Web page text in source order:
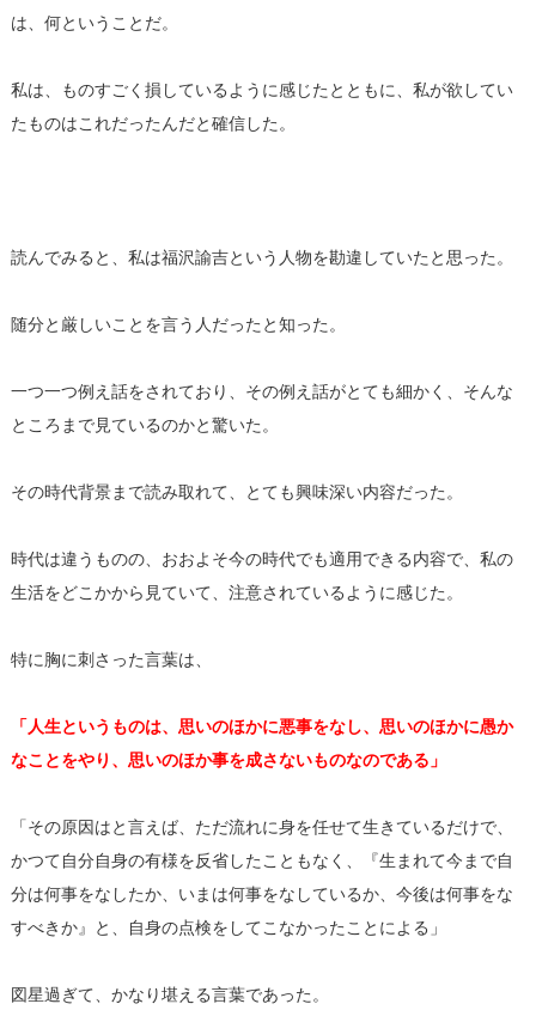
は、何ということだ。
私は、ものすごく損しているように感じたとともに、私が欲してい
たものはこれだったんだと確信した。
読んでみると、私は福沢諭吉という人物を勘違していたと思った。
随分と厳しいことを言う人だったと知った。
一つ一つ例え話をされており、その例え話がとても細かく、そんな
ところまで見ているのかと驚いた。
その時代背景まで読み取れて、とても興味深い内容だった。
時代は違うものの、おおよそ今の時代でも適用できる内容で、私の
生活をどこかから見ていて、注意されているように感じた。
特に胸に刺さった言葉は、
「人生というものは、思いのほかに悪事をなし、思いのほかに愚か
なことをやり、思いのほか事を成さないものなのである」
「その原因はと言えば、ただ流れに身を任せて生きているだけで、
かつて自分自身の有様を反省したこともなく、『生まれて今まで自
分は何事をなしたか、いまは何事をなしているか、今後は何事をな
すべきか』と、自身の点検をしてこなかったことによる」
図星過ぎて、かなり堪える言葉であった。